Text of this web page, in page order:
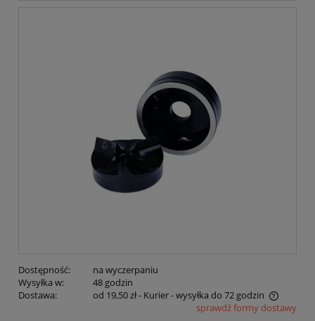
Dostępność:
na wyczerpaniu
Wysyłka w:
48 godzin
Dostawa:
od 19,50 zł- Kurier - wysyłka do 72 godzin
Cena nie zawiera ewentualnych kosztów płatnościsprawdź formy dostawy